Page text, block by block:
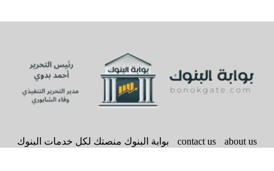
about us
contact us
بوابة البنوك منصتك لكل خدمات البنوك